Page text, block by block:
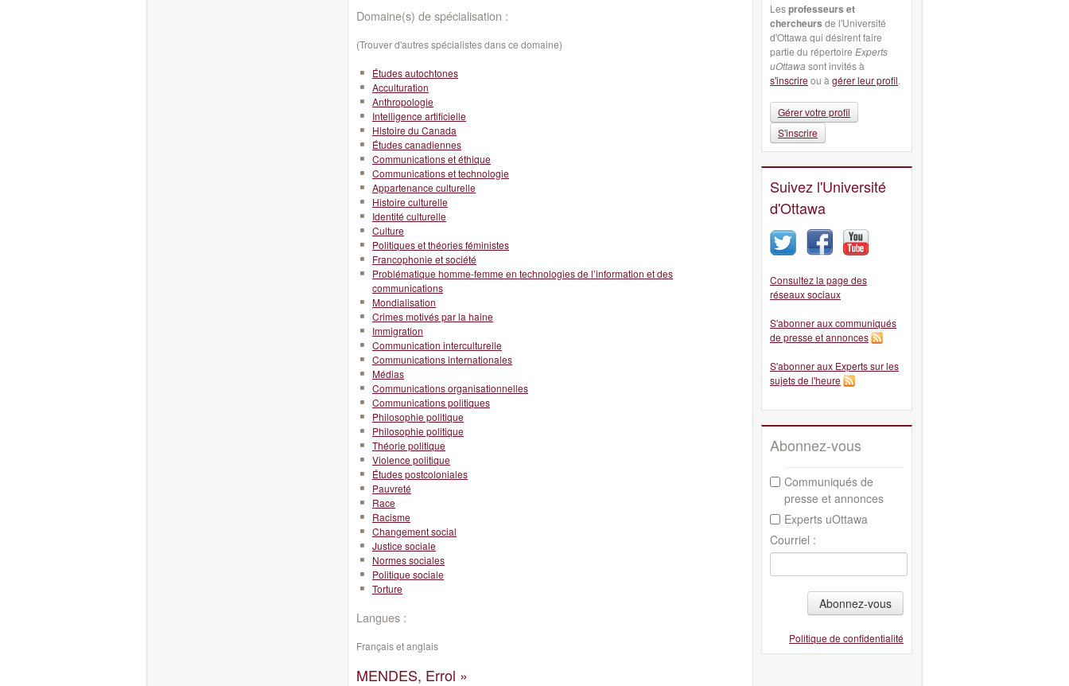
Domaine(s) de spécialisation :
(Trouver d'autres spécialistes dans ce domaine)
Études autochtones
Acculturation
Anthropologie
Intelligence artificielle
Histoire du Canada
Études canadiennes
Communications et éthique
Communications et technologie
Appartenance culturelle
Histoire culturelle
Identité culturelle
Culture
Politiques et théories féministes
Francophonie et société
Problématique homme-femme en technologies de l’information et des
communications
Mondialisation
Crimes motivés par la haine
Immigration
Communication interculturelle
Communications internationales
Médias
Communications organisationnelles
Communications politiques
Philosophie politique
Philosophie politique
Théorie politique
Violence politique
Études postcoloniales
Pauvreté
Race
Racisme
Changement social
Justice sociale
Normes sociales
Politique sociale
Torture
Langues :
Français et anglais
MENDES, Errol »
Lesprofesseurs et
chercheurs de l'Université
d'Ottawa qui désirent faire
partie du répertoire Experts
uOttawa sont invités à
s'inscrireou à gérer leur profil.
Gérer votre profil
S'inscrire
Suivez l'Université
d'Ottawa
Consultez la page des
réseaux sociaux
S'abonner aux communiqués
de presse et annonces
S'abonner aux Experts sur les
sujets de l'heure
Abonnez-vous
Communiqués de
presse et annonces
Experts uOttawa
Courriel :
Abonnez-vous
Politique de confidentialité